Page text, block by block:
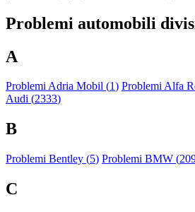
Problemi automobili
A
Problemi Adria Mobil (1) Problemi Alfa
Audi (2333)
B
Problemi Bentley (5) Problemi BMW (
C